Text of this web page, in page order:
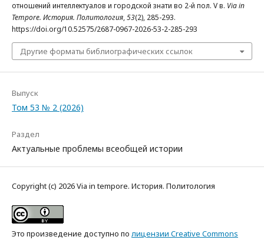
отношений интеллектуалов и городской знати во 2-й пол. V в. Via in
Tempore. История. Политология,53(2), 285-293.
https://doi.org/10.52575/2687-0967-2026-53-2-285-293
Другие форматы библиографических ссылок
Выпуск
Том 53 № 2 (2026)
Раздел
Актуальные проблемы всеобщей истории
Copyright (c) 2026 Via in tempore. История. Политология
Это произведение доступно по лицензии Creative Commons